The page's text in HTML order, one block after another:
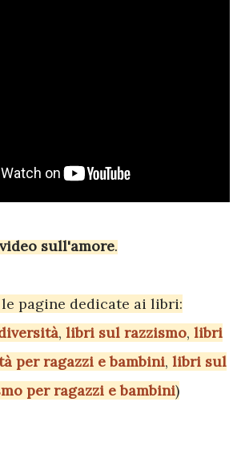
video sull'amore.
le pagine dedicate ai libri:
, libri sul razzismo, libri
per ragazzi e bambini, libri sul
per ragazzi e bambini)